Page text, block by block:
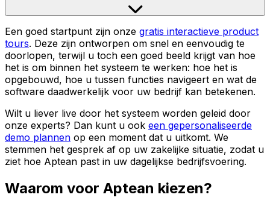
Een goed startpunt zijn onze gratis interactieve product
tours. Deze zijn ontworpen om snel en eenvoudig te
doorlopen, terwijl u toch een goed beeld krijgt van hoe
het is om binnen het systeem te werken: hoe het is
opgebouwd, hoe u tussen functies navigeert en wat de
software daadwerkelijk voor uw bedrijf kan betekenen.
Wilt u liever live door het systeem worden geleid door
onze experts? Dan kunt u ook een gepersonaliseerde
demo plannen op een moment dat u uitkomt. We
stemmen het gesprek af op uw zakelijke situatie, zodat u
ziet hoe Aptean past in uw dagelijkse bedrijfsvoering.
Waarom voor Aptean kiezen?